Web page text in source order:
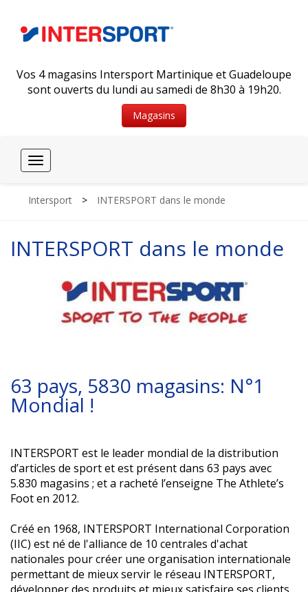
Vos 4 magasins Intersport Martinique et Guadeloupe
sont ouverts du lundi au samedi de 8h30 à 19h20.
Magasins
Toggle
Intersport > INTERSPORT dans le monde
INTERSPORT dans le monde
63 pays, 5830 magasins: N°1
Mondial !
INTERSPORT est le leader mondial de la distribution
d’articles de sport et est présent dans 63 pays avec
5.830 magasins ; et a racheté l’enseigne The Athlete’s
Foot en 2012.
Créé en 1968, INTERSPORT International Corporation
(IIC) est né de l'alliance de 10 centrales d'achat
nationales pour créer une organisation internationale
permettant de mieux servir le réseau INTERSPORT,